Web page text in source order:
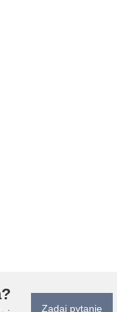
Zadaj pytanie